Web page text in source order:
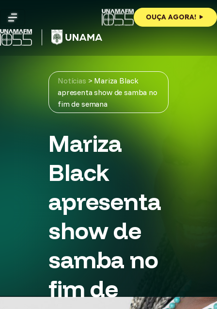
content
OUÇA AGORA!
Notícias > Mariza Black
apresenta show de samba no
fim de semana
Mariza
Black
apresenta
show de
samba no
fim de